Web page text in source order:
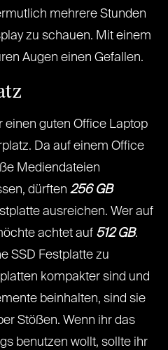
mehrere Stunden
zu schauen. Mit einem
Augen einen Gefallen.
einen guten Office Laptop
Da auf einem Office
Mediendateien
dürften 256 GB
ausreichen. Wer auf
achtet auf 512 GB.
SSD Festplatte zu
kompakter sind und
beinhalten, sind sie
Stößen. Wenn ihr das
benutzen wollt, sollte ihr